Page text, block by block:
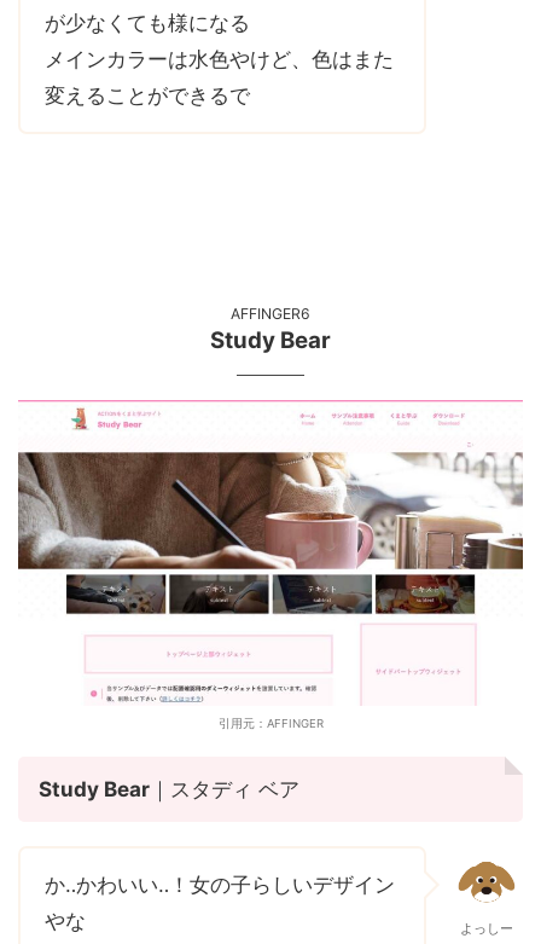
が少なくても様になる
メインカラーは水色やけど、色はまた
変えることができるで
AFFINGER6
Study Bear
引用元：AFFINGER
Study Bear ｜スタディ ベア
か‥かわいい‥！女の子らしいデザイン
やな
よっしー